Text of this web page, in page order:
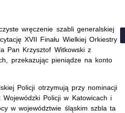
wręczenie szabli generalskiej
XVII Finału Wielkiej Orkiestry
Pan Krzysztof Witkowski z
przekazując pieniądze na konto
Policji otrzymują przy nominacji
Policji w Katowicach i
w województwie śląskim szbla ta